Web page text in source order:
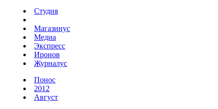
Студия
Магазинус
Медиа
Экспресс
Иронов
Журналус
Понос
2012
Август